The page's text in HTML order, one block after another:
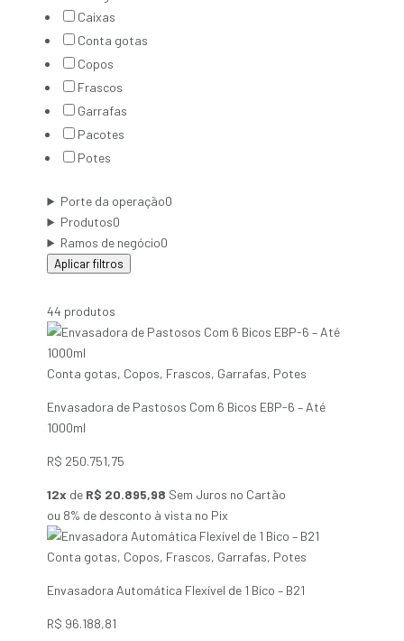
Caixas
Conta gotas
Copos
Frascos
Garrafas
Pacotes
Potes
Porte da operação0
Produtos0
Ramos de negócio0
Aplicar filtros
44 produtos
Conta gotas, Copos, Frascos, Garrafas, Potes
Envasadora de Pastosos Com 6 Bicos EBP-6 – Até
1000ml
R$ 250.751,75
12x de R$ 20.895,98 Sem Juros no Cartão
ou 8% de desconto à vista no Pix
Conta gotas, Copos, Frascos, Garrafas, Potes
Envasadora Automática Flexível de 1 Bico – B21
R$ 96.188,81